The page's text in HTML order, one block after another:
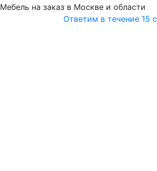
Мебель на заказ в Москве и области
Ответим в течение 15 с